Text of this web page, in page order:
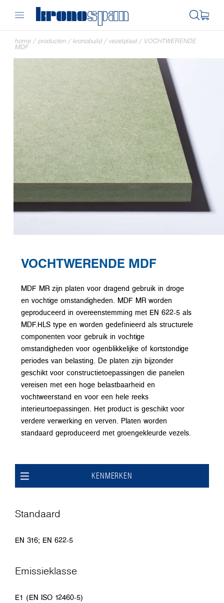
home / producten / kronobuild / vezelplaat / VOCHTWERENDE
MDF
VOCHTWERENDE MDF
MDF MR zijn platen voor dragend gebruik in droge
en vochtige omstandigheden. MDF MR worden
geproduceerd in overeenstemming met EN 622-5 als
MDF.HLS type en worden gedefinieerd als structurele
componenten voor gebruik in vochtige
omstandigheden voor ogenblikkelijke of kortstondige
periodes van belasting. De platen zijn bijzonder
geschikt voor constructietoepassingen die panelen
vereisen met een hoge belastbaarheid en
vochtweerstand en voor een hele reeks
interieurtoepassingen. Het product is geschikt voor
verdere verwerking en verven. Platen worden
standaard geproduceerd met groengekleurde vezels.
KENMERKEN
Standaard
EN 316; EN 622-5
Emissieklasse
E1 (EN ISO 12460-5)